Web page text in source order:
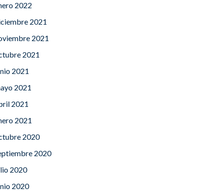
2022
2021
2021
2021
2021
2021
2021
2021
2020
2020
2020
2020